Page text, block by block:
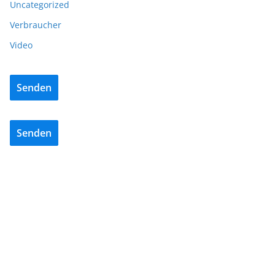
Uncategorized
Verbraucher
Video
Senden
Senden